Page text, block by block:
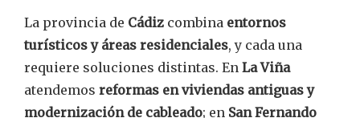
La provincia de Cádiz combina entornos
turísticos y áreas residenciales, y cada una
requiere soluciones distintas. En La Viña
atendemos reformas en viviendas antiguas y
modernización de cableado; en San Fernando